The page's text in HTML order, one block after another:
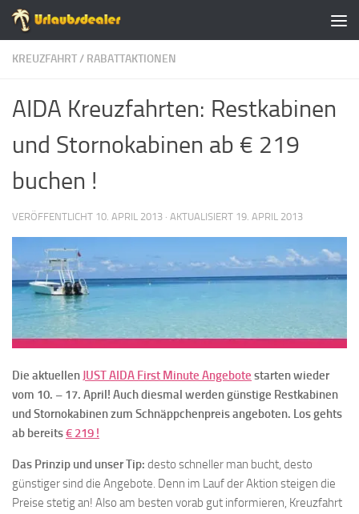
Zum Inhalt springen
KREUZFAHRT/ RABATTAKTIONEN
AIDA Kreuzfahrten: Restkabinen
und Stornokabinen ab € 219
buchen !
VERÖFFENTLICHT 10. APRIL 2013 · AKTUALISIERT 19. APRIL 2013
Die aktuellen JUST AIDA First Minute Angebote starten wieder
vom 10. – 17. April! Auch diesmal werden günstige Restkabinen
und Stornokabinen zum Schnäppchenpreis angeboten. Los gehts
ab bereits€ 219 !
Das Prinzip und unser Tip: desto schneller man bucht, desto
günstiger sind die Angebote. Denn im Lauf der Aktion steigen die
Preise stetig an! Also am besten vorab gut informieren, Kreuzfahrt